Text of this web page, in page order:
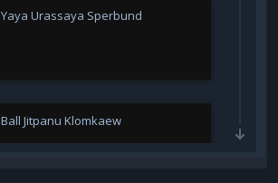
Yaya Urassaya Sperbund
Ball Jitpanu Klomkaew